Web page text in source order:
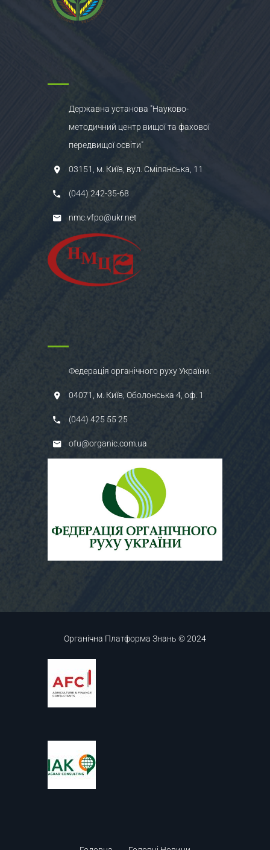
Державна установа "Науково-
методичний центр вищої та фахової
передвищої освіти"
03151, м. Київ, вул. Смілянська, 11
(044) 242-35-68
nmc.vfpo@ukr.net
Федерація органічного руху України.
04071, м. Київ, Оболонська 4, оф. 1
(044) 425 55 25
ofu@organic.com.ua
Органічна Платформа Знань © 2024